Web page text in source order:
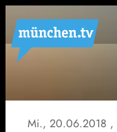
Mi., 20.06.2018 ,